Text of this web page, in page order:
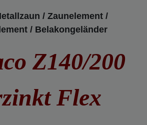
/ Zaunelement /
/ Belakongeländer
Z140/200
Flex